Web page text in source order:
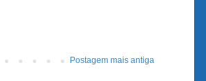
Postagem mais antiga